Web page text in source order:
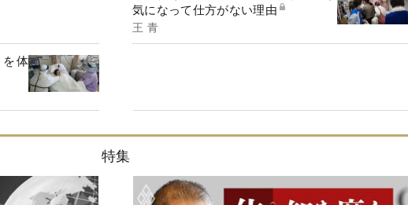
気になって仕方がない理由
王 青
体
特集